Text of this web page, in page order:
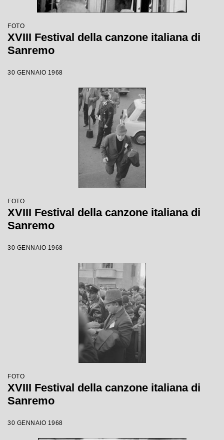
FOTO
XVIII Festival della canzone italiana di
Sanremo
30 GENNAIO 1968
FOTO
XVIII Festival della canzone italiana di
Sanremo
30 GENNAIO 1968
FOTO
XVIII Festival della canzone italiana di
Sanremo
30 GENNAIO 1968